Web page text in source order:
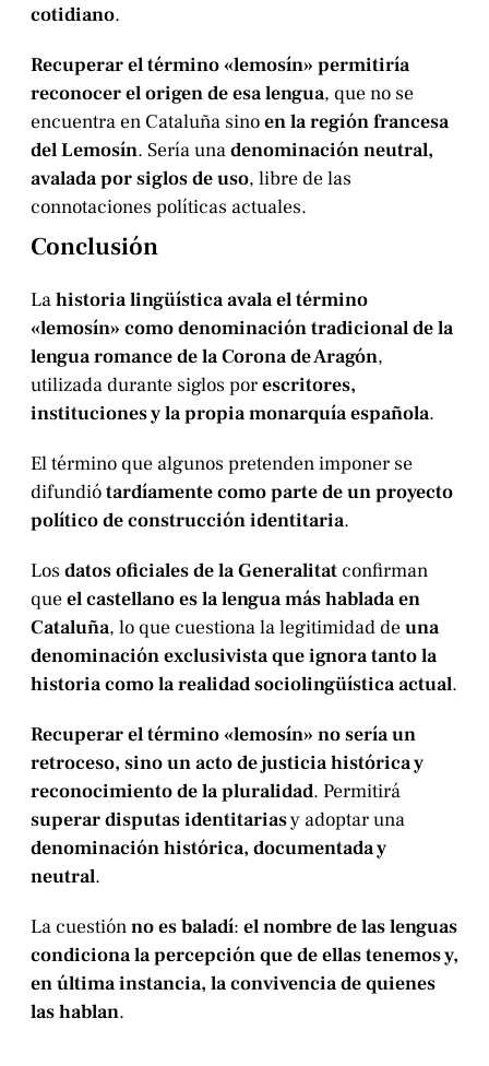
cotidiano.
Recuperar el término «lemosín» permitiría
reconocer el origen de esa lengua, que no se
encuentra en Cataluña sinoen la región francesa
del Lemosín. Sería unadenominación neutral,
avalada por siglos de uso, libre de las
connotaciones políticas actuales.
Conclusión
Lahistoria lingüística avala el término
«lemosín» como denominación tradicional de la
lengua romance de la Corona de Aragón,
utilizada durante siglos porescritores,
instituciones y la propia monarquía española.
El término que algunos pretenden imponer se
difundiótardíamente como parte de un proyecto
político de construcción identitaria.
Los datos oficiales de la Generalitat confirman
queel castellano es la lengua más hablada en
Cataluña, lo que cuestiona la legitimidad deuna
denominación exclusivista que ignora tanto la
historia como la realidad sociolingüística actual.
Recuperar el término «lemosín» no sería un
retroceso, sino un acto de justicia histórica y
reconocimiento de la pluralidad. Permitirá
superar disputas identitariasy adoptar una
denominación histórica, documentada y
neutral.
La cuestiónno es baladí: el nombre de las lenguas
condiciona la percepción que de ellas tenemos y,
en última instancia, la convivencia de quienes
las hablan.